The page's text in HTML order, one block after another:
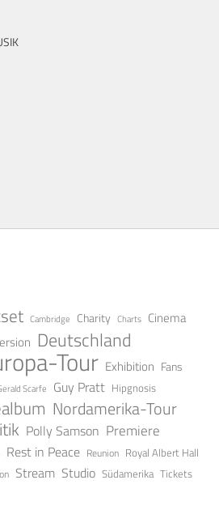
Cambridge Charity Charts Cinema
Deutschland
Tour Exhibition Fans
Scarfe Guy Pratt Hipgnosis
Nordamerika-Tour
Polly Samson Premiere
Rest in Peace Reunion Royal Albert Hall
Stream Studio Südamerika Tickets